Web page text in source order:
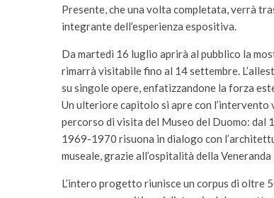
Presente, che una volta completata, verrà
integrante dell’esperienza espositiva.
Da martedì 16 luglio aprirà al pubblico la
rimarrà visitabile fino al 14 settembre.
su singole opere, enfatizzandone la forza
Un ulteriore capitolo si apre con l’intervento
percorso di visita del Museo del Duomo: dal
1969-1970 risuona in dialogo con
museale, grazie all’ospitalità della
L’intero progetto riunisce un corpus di oltre